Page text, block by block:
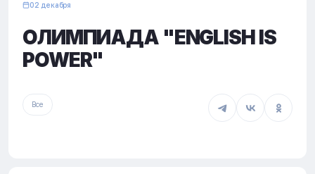
02 декабря
ОЛИМПИАДА "ENGLISH IS
POWER"
Все